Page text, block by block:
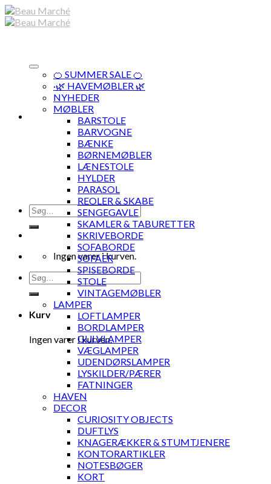
Skip
to
Søg
efter:
Ingen varer i kurven.
Søg
efter:
Kurv
Ingen varer i kurven.
🍊 SUMMER SALE 🍊
·🌿 HAVEMØBLER 🌿
NYHEDER
MØBLER
BARSTOLE
BARVOGNE
BÆNKE
BØRNEMØBLER
LÆNESTOLE
HYLDER
PARASOL
REOLER & SKABE
SENGEGAVLE
SKAMLER & TABURETTER
SKRIVEBORDE
SOFABORDE
SOFAER
SPISEBORDE
STOLE
VINTAGEMØBLER
LAMPER
LOFTLAMPER
BORDLAMPER
GULVLAMPER
VÆGLAMPER
UDENDØRSLAMPER
LYSKILDER/PÆRER
FATNINGER
HAVEN
DECOR
CURIOSITY OBJECTS
DUFTLYS
KNAGERÆKKER & STUMTJENERE
KONTORARTIKLER
NOTESBØGER
KORT